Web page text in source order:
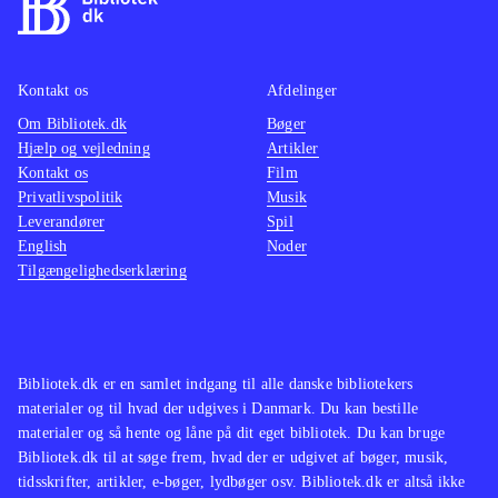
ikke spilbart men består kun af
mellemsekvenserne fra spillet.
og selve spillet er forbedret og med
mere indhold
Spilserien "Final Fantasy" er en af de
mest populære indenfor genren, i
både Vesten og Østen men ellers har
Sony efterhånden genudgivet flere af
de ældre PS2-klassikere i serien
and Daxter trilogy.
God opdatering af en spilklassiker
med mere indhold og flottere grafik,
stadig med småproblemer i spillet
Bibliotek.dk er en samlet indgang til alle danske bibliotekers
materialer og til hvad der udgives i Danmark. Du kan bestille
materialer og så hente og låne på dit eget bibliotek. Du kan bruge
Bibliotek.dk til at søge frem, hvad der er udgivet af bøger, musik,
tidsskrifter, artikler, e-bøger, lydbøger osv. Bibliotek.dk er altså ikke
Kontakt os
Om Bibliotek.dk
Hjælp og vejledning
Kontakt os
Privatlivspolitik
Leverandører
English
Tilgængelighedserklæring
Afdelinger
Bøger
Artikler
Film
Musik
Spil
Noder